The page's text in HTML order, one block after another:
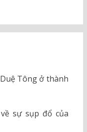
Tông ở thành
sự sụp đổ của